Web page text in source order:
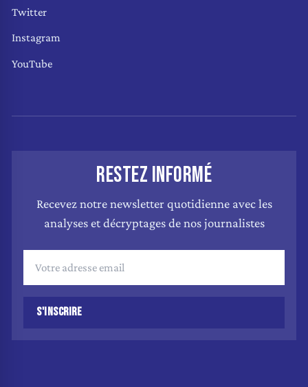
Twitter
Instagram
YouTube
RESTEZ INFORMÉ
Recevez notre newsletter quotidienne avec les
analyses et décryptages de nos journalistes
S'INSCRIRE